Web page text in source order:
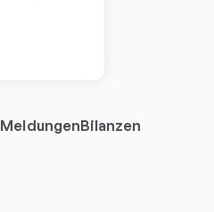
MeldungenBilanzen